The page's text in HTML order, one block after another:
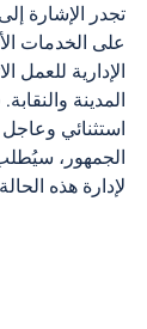
تجدر الإشارة
على الخدمات
الإدارية للعمل
المدينة
استثنائي
الجمهور،
لإدارة هذه